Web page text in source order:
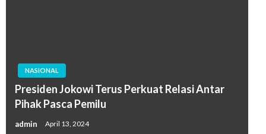
NASIONAL
Presiden Jokowi Terus Perkuat Relasi Antar
Pihak Pasca Pemilu
admin April 13, 2024